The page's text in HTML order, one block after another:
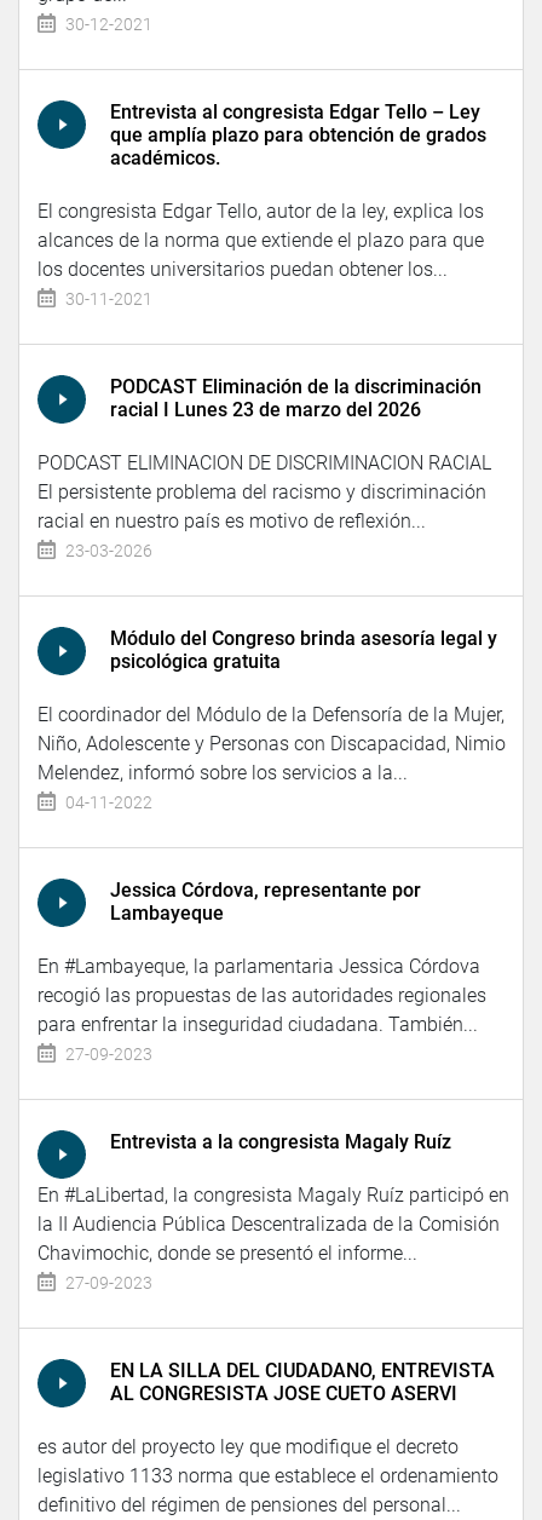
30-12-2021
Entrevista al congresista Edgar Tello – Ley
que amplía plazo para obtención de grados
académicos.
El congresista Edgar Tello, autor de la ley, explica los
alcances de la norma que extiende el plazo para que
los docentes universitarios puedan obtener los...
30-11-2021
PODCAST Eliminación de la discriminación
racial I Lunes 23 de marzo del 2026
PODCAST ELIMINACION DE DISCRIMINACION RACIAL
El persistente problema del racismo y discriminación
racial en nuestro país es motivo de reflexión...
23-03-2026
Módulo del Congreso brinda asesoría legal y
psicológica gratuita
El coordinador del Módulo de la Defensoría de la Mujer,
Niño, Adolescente y Personas con Discapacidad, Nimio
Melendez, informó sobre los servicios a la...
04-11-2022
Jessica Córdova, representante por
Lambayeque
En #Lambayeque, la parlamentaria Jessica Córdova
recogió las propuestas de las autoridades regionales
para enfrentar la inseguridad ciudadana. También...
27-09-2023
Entrevista a la congresista Magaly Ruíz
En #LaLibertad, la congresista Magaly Ruíz participó en
la II Audiencia Pública Descentralizada de la Comisión
Chavimochic, donde se presentó el informe...
27-09-2023
EN LA SILLA DEL CIUDADANO, ENTREVISTA
AL CONGRESISTA JOSE CUETO ASERVI
es autor del proyecto ley que modifique el decreto
legislativo 1133 norma que establece el ordenamiento
definitivo del régimen de pensiones del personal...